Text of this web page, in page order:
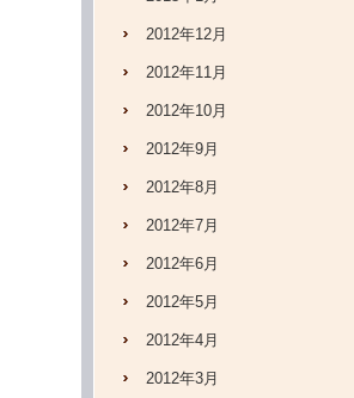
2012年12月
2012年11月
2012年10月
2012年9月
2012年8月
2012年7月
2012年6月
2012年5月
2012年4月
2012年3月